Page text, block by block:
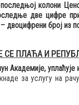
колони
две цифре
двоцифрени број из
ПЛАЋА И
Академије,
за услугу на